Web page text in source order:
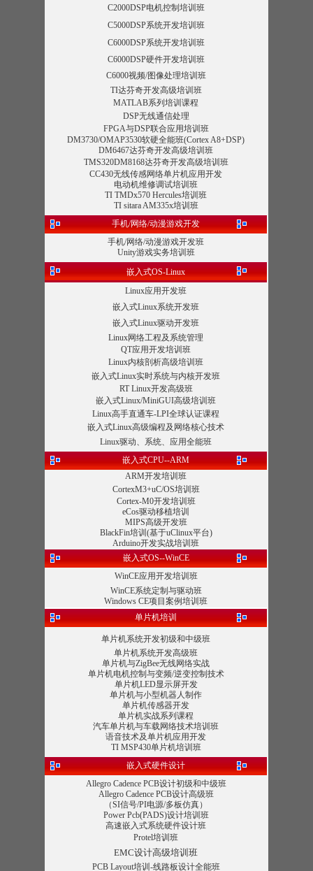
C2000DSP电机控制培训班
C5000DSP系统开发培训班
C6000DSP系统开发培训班
C6000DSP硬件开发培训班
C6000视频/图像处理培训班
TI达芬奇开发高级培训班
MATLAB系列培训课程
DSP无线通信处理
FPGA与DSP联合应用培训班
DM3730/OMAP3530软硬全能班(Cortex A8+DSP)
DM6467达芬奇开发高级培训班
TMS320DM8168达芬奇开发高级培训班
CC430无线传感网络单片机应用开发
电动机维修调试培训班
TI TMDx570 Hercules培训班
TI sitara AM335x培训班
手机/网络/动漫游戏开发
手机/网络/动漫游戏开发班
Unity游戏实务培训班
嵌入式OS-Linux
Linux应用开发班
嵌入式Linux系统开发班
嵌入式Linux驱动开发班
Linux网络工程及系统管理
QT应用开发培训班
Linux内核剖析高级培训班
嵌入式Linux实时系统与内核开发班
RT Linux开发高级班
嵌入式Linux/MiniGUI高级培训班
Linux高手直通车-LPI全球认证课程
嵌入式Linux高级编程及网络核心技术
Linux驱动、系统、应用全能班
嵌入式CPU--ARM
ARM开发培训班
CortexM3+uC/OS培训班
Cortex-M0开发培训班
eCos驱动移植培训
MIPS高级开发班
BlackFin培训(基于uClinux平台)
Arduino开发实战培训班
嵌入式OS--WinCE
WinCE应用开发培训班
WinCE系统定制与驱动班
Windows CE项目案例培训班
单片机培训
单片机系统开发初级和中级班
单片机系统开发高级班
单片机与ZigBee无线网络实战
单片机电机控制与变频/逆变控制技术
单片机LED显示屏开发
单片机与小型机器人制作
单片机传感器开发
单片机实战系列课程
汽车单片机与车载网络技术培训班
语音技术及单片机应用开发
TI MSP430单片机培训班
嵌入式硬件设计
Allegro Cadence PCB设计初级和中级班
Allegro Cadence PCB设计高级班
（SI信号/PI电源/多板仿真）
Power Pcb(PADS)设计培训班
高速嵌入式系统硬件设计班
Protel培训班
EMC设计高级培训班
PCB Layout培训-线路板设计全能班